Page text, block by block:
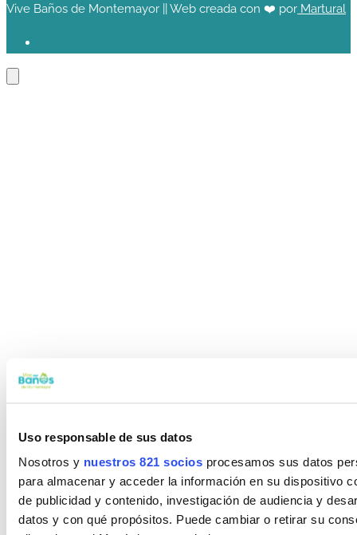
Uso responsable de sus datos
Nosotros y nuestros 821 socios procesamos sus datos
para almacenar y acceder la información en su dispositivo
de publicidad y contenido, investigación de audiencia y
datos y con qué propósitos. Puede cambiar o retirar su
Vive Baños de Montemayor || Web creada con ❤️ por Martural